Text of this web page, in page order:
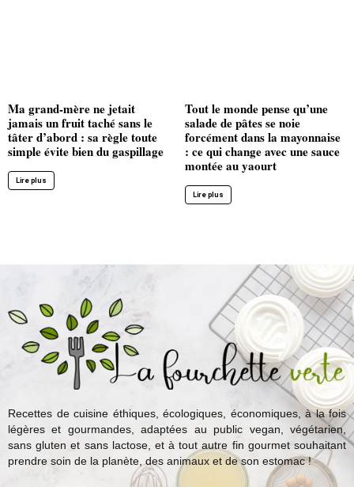
Ma grand-mère ne jetait
jamais un fruit taché sans le
tâter d’abord : sa règle toute
simple évite bien du gaspillage
Lire plus
Tout le monde pense qu’une
salade de pâtes se noie
forcément dans la mayonnaise
: ce qui change avec une sauce
montée au yaourt
Lire plus
Recettes de cuisine éthiques, écologiques, économiques, à la fois
légères et gourmandes, adaptées au public vegan, végétarien,
sans gluten et sans lactose, et à tout autre fin gourmet souhaitant
prendre soin de la planète, des animaux et de son estomac !